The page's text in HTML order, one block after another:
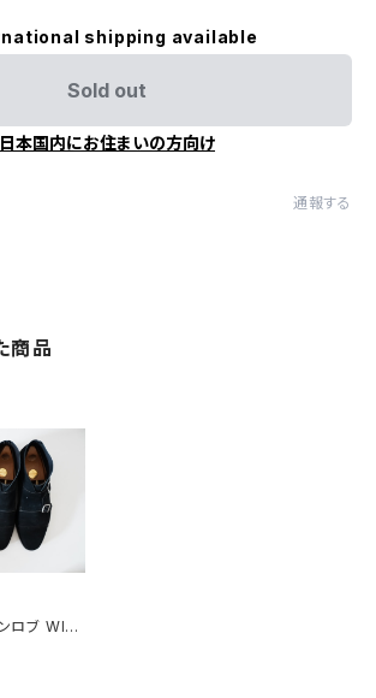
shipping available
Sold out
日本国内にお住まいの方向け
通報する
商品
ロブ WILL
ム2ブー